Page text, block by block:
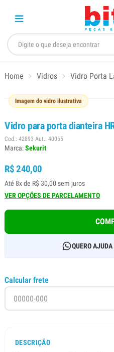
Home Vidros Vidro Porta
Imagem do vidro ilustrativa
Vidro para porta dianteira
Cod.: 42893 Aut.: 40065
Marca:Sekurit
R$ 240,00
Até 8x de R$ 30,00 sem juros
VER OPÇÕES DE PARCELAMENTO
QUERO
Calcular frete
DESCRIÇÃO